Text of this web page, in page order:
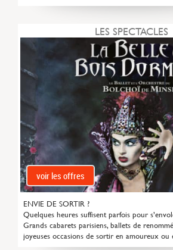
LES SPECTACLES
voir les offres
ENVIE DE SORTIR ?
Quelques heures suffisent parfois pour
Grands cabarets parisiens, ballets de
joyeuses occasions de sortir en amoureux ou